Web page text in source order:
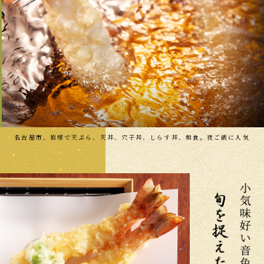
名古屋市、岩塚で天ぷら、天丼、穴子丼、しらす丼、和食。夜ご飯に人気